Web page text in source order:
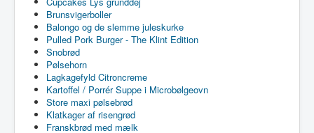
Brunsvigerboller
Balongo og de slemme juleskurke
Pulled Pork Burger - The Klint Edition
Snobrød
Pølsehorn
Lagkagefyld Citroncreme
Kartoffel / Porrér Suppe i Microbølgeovn
Store maxi pølsebrød
Klatkager af risengrød
Franskbrød med mælk